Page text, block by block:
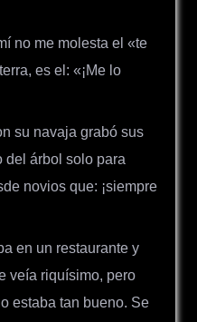
no me molesta el «te
es el: «¡Me lo
su navaja grabó sus
del árbol solo para
novios que: ¡siempre
en un restaurante y
veía riquísimo, pero
estaba tan bueno. Se